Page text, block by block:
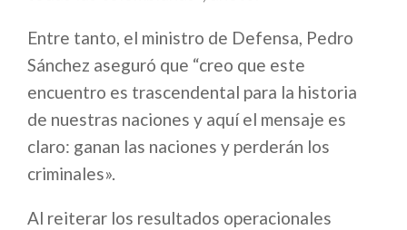
Entre tanto, el ministro de Defensa, Pedro
Sánchez aseguró que “creo que este
encuentro es trascendental para la historia
de nuestras naciones y aquí el mensaje es
claro: ganan las naciones y perderán los
criminales».
Al reiterar los resultados operacionales